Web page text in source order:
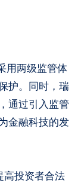
用两级监管体
护。同时，瑞
通过引入监管
金融科技的发
高投资者合法